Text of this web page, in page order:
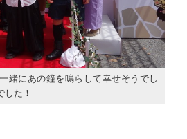
緒にあの鐘を鳴らして幸せそうでし
した！